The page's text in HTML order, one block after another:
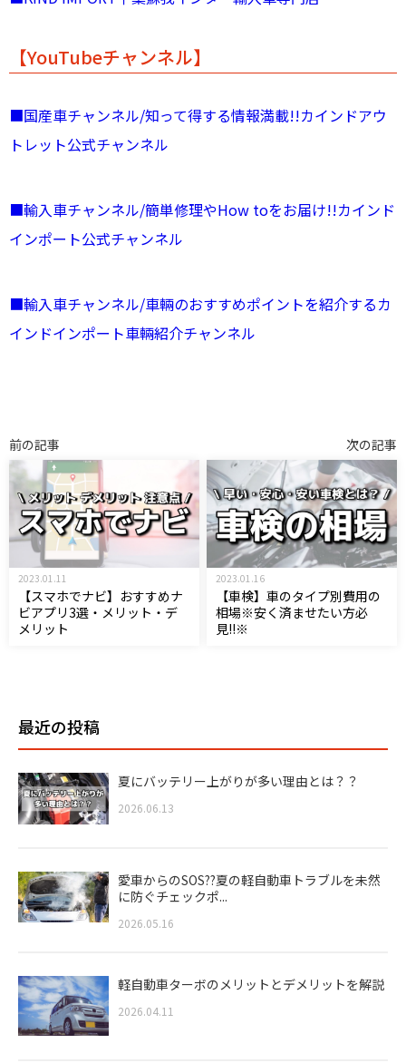
【YouTubeチャンネル】
■国産車チャンネル/知って得する情報満載!!カインドアウ
トレット公式チャンネル
■輸入車チャンネル/簡単修理やHow toをお届け!!カインド
インポート公式チャンネル
■輸入車チャンネル/車輛のおすすめポイントを紹介するカ
インドインポート車輛紹介チャンネル
前の記事
2023.01.11
【スマホでナビ】おすすめナ
ビアプリ3選・メリット・デ
メリット
次の記事
2023.01.16
【車検】車のタイプ別費用の
相場※安く済ませたい方必
見!!※
最近の投稿
夏にバッテリー上がりが多い理由とは？？
2026.06.13
愛車からのSOS??夏の軽自動車トラブルを未然
に防ぐチェックポ...
2026.05.16
軽自動車ターボのメリットとデメリットを解説
2026.04.11